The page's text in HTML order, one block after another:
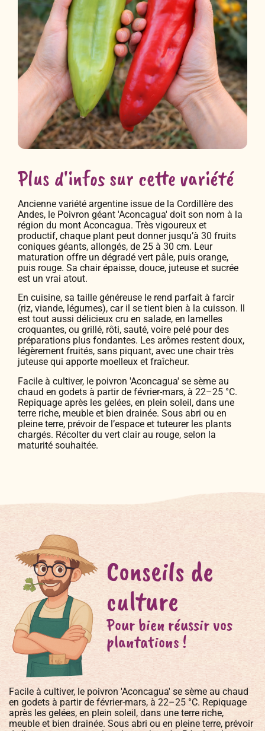
Plus d'infos sur cette variété
Ancienne variété argentine issue de la Cordillère des
Andes, le Poivron géant 'Aconcagua' doit son nom à la
région du mont Aconcagua. Très vigoureux et
productif, chaque plant peut donner jusqu’à 30 fruits
coniques géants, allongés, de 25 à 30 cm. Leur
maturation offre un dégradé vert pâle, puis orange,
puis rouge. Sa chair épaisse, douce, juteuse et sucrée
est un vrai atout.
En cuisine, sa taille généreuse le rend parfait à farcir
(riz, viande, légumes), car il se tient bien à la cuisson. Il
est tout aussi délicieux cru en salade, en lamelles
croquantes, ou grillé, rôti, sauté, voire pelé pour des
préparations plus fondantes. Les arômes restent doux,
légèrement fruités, sans piquant, avec une chair très
juteuse qui apporte moelleux et fraîcheur.
Facile à cultiver, le poivron 'Aconcagua' se sème au
chaud en godets à partir de février-mars, à 22–25 °C.
Repiquage après les gelées, en plein soleil, dans une
terre riche, meuble et bien drainée. Sous abri ou en
pleine terre, prévoir de l’espace et tuteurer les plants
chargés. Récolter du vert clair au rouge, selon la
maturité souhaitée.
Conseils de
culture
Pour bien réussir vos
plantations !
Facile à cultiver, le poivron 'Aconcagua' se sème au chaud
en godets à partir de février-mars, à 22–25 °C. Repiquage
après les gelées, en plein soleil, dans une terre riche,
meuble et bien drainée. Sous abri ou en pleine terre, prévoir